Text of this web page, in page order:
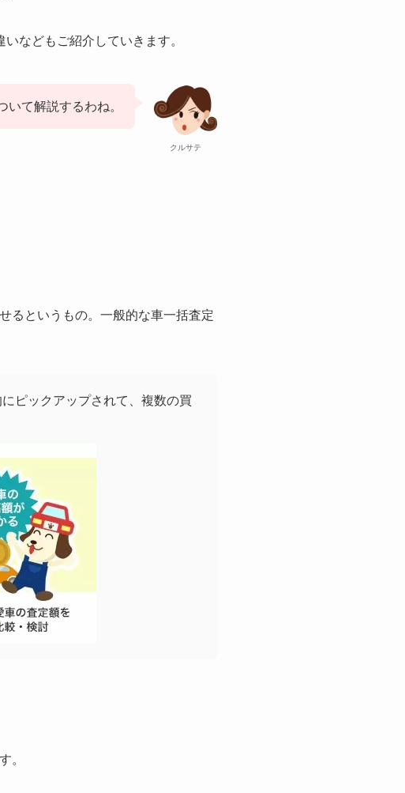
などもご紹介していきます。
クルサテ
いて解説するわね。
るというもの。一般的な車一括査定
ピックアップされて、複数の買
。